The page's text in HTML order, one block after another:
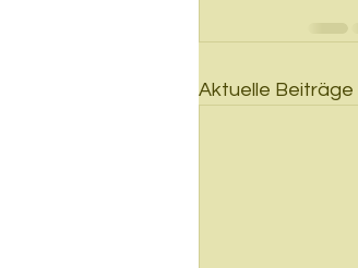
Aktuelle Beiträge